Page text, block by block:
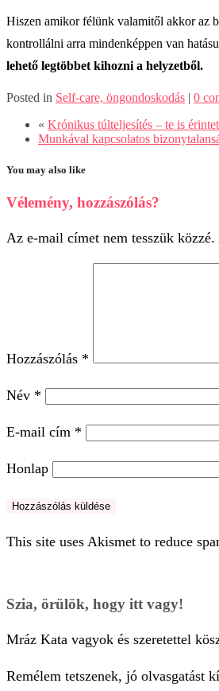
Hiszen amikor félünk valamitől akkor az
kontrollálni arra mindenképpen van
lehető legtöbbet kihozni a helyzetből.
Posted in Self-care, öngondoskodás | 0
« Krónikus túlteljesítés – te is
Munkával kapcsolatos
You may also like
Vélemény, hozzászólás?
Az e-mail címet nem tesszük közzé.
Hozzászólás *
Név *
E-mail cím *
Honlap
This site uses Akismet to reduce
Szia, örülök, hogy itt vagy!
Mráz Kata vagyok és szeretettel
Remélem tetszenek, jó olvasgatást